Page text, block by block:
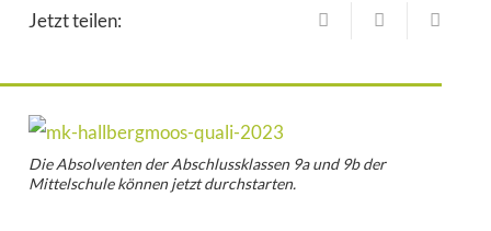
Jetzt teilen:
Die Absolventen der Abschlussklassen 9a und 9b der
Mittelschule können jetzt durchstarten.